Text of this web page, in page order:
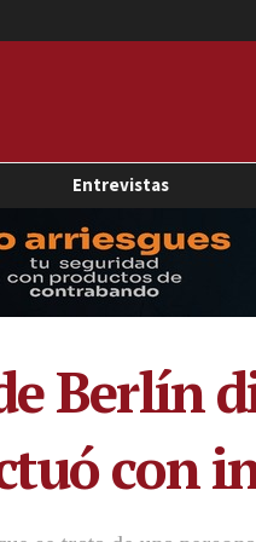
Entrevistas
Berlín
con